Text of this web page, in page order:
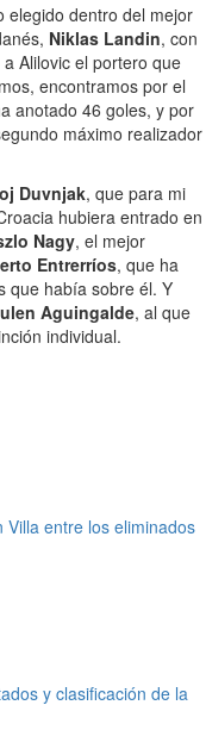
elegido dentro del mejor
Niklas Landin, con
Alilovic el portero que
encontramos por el
anotado 46 goles, y por
máximo realizador
Duvnjak, que para mi
hubiera entrado en
Nagy, el mejor
Entrerríos, que ha
que había sobre él. Y
Aguingalde, al que
individual.
Villa entre los eliminados
y clasificación de la